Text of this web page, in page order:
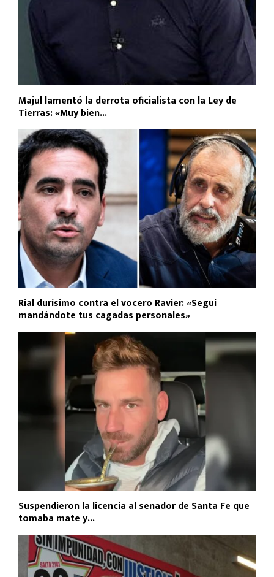
Majul lamentó la derrota oficialista con la Ley de
Tierras: «Muy bien...
Rial durísimo contra el vocero Ravier: «Seguí
mandándote tus cagadas personales»
Suspendieron la licencia al senador de Santa Fe que
tomaba mate y...